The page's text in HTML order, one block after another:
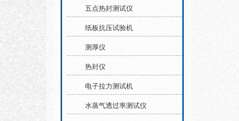
五点热封测试仪
纸板抗压试验机
测厚仪
热封仪
电子拉力测试机
水蒸气透过率测试仪